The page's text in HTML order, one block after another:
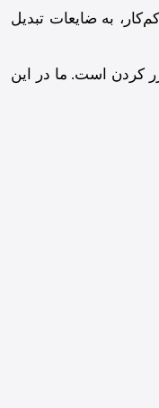
به ضایعات تبدیل
کردن است. ما در این